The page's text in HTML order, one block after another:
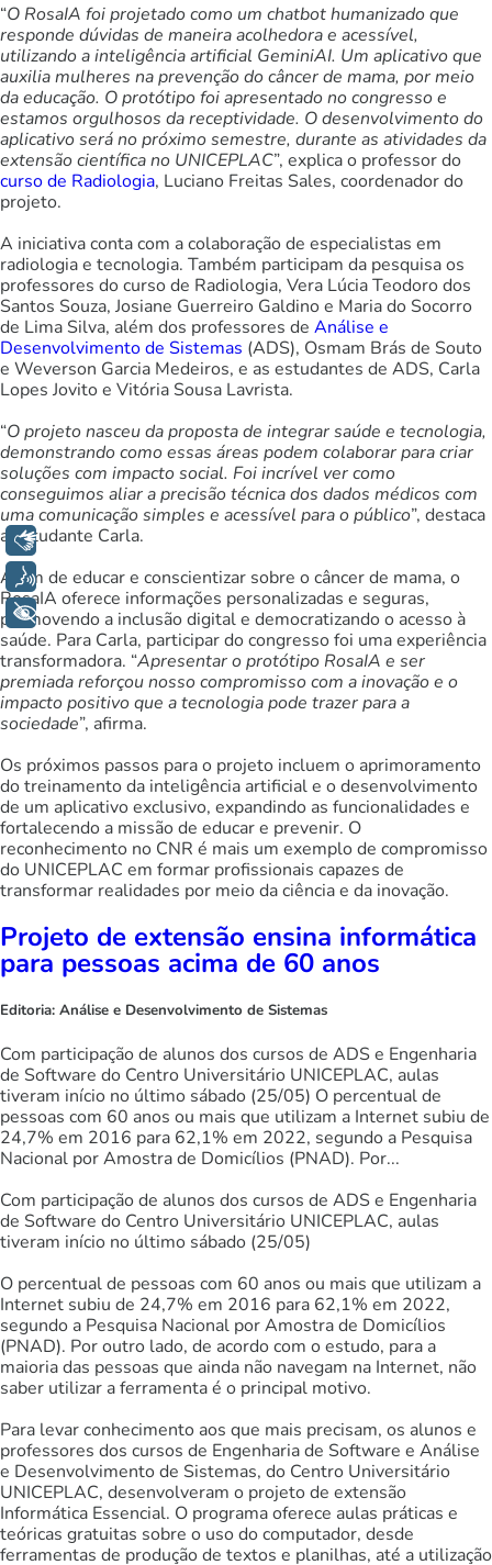
“O RosaIA foi projetado como um chatbot humanizado que
responde dúvidas de maneira acolhedora e acessível,
utilizando a inteligência artificial GeminiAI. Um aplicativo que
auxilia mulheres na prevenção do câncer de mama, por meio
da educação. O protótipo foi apresentado no congresso e
estamos orgulhosos da receptividade. O desenvolvimento do
aplicativo será no próximo semestre, durante as atividades da
extensão científica no UNICEPLAC”, explica o professor do
curso de Radiologia, Luciano Freitas Sales, coordenador do
projeto.
A iniciativa conta com a colaboração de especialistas em
radiologia e tecnologia. Também participam da pesquisa os
professores do curso de Radiologia, Vera Lúcia Teodoro dos
Santos Souza, Josiane Guerreiro Galdino e Maria do Socorro
de Lima Silva, além dos professores de Análise e
Desenvolvimento de Sistemas (ADS), Osmam Brás de Souto
e Weverson Garcia Medeiros, e as estudantes de ADS, Carla
Lopes Jovito e Vitória Sousa Lavrista.
“O projeto nasceu da proposta de integrar saúde e tecnologia,
demonstrando como essas áreas podem colaborar para criar
soluções com impacto social. Foi incrível ver como
conseguimos aliar a precisão técnica dos dados médicos com
uma comunicação simples e acessível para o público”, destaca
a estudante Carla.
Além de educar e conscientizar sobre o câncer de mama, o
RosaIA oferece informações personalizadas e seguras,
promovendo a inclusão digital e democratizando o acesso à
saúde. Para Carla, participar do congresso foi uma experiência
transformadora. “Apresentar o protótipo RosaIA e ser
premiada reforçou nosso compromisso com a inovação e o
impacto positivo que a tecnologia pode trazer para a
sociedade”, afirma.
Os próximos passos para o projeto incluem o aprimoramento
do treinamento da inteligência artificial e o desenvolvimento
de um aplicativo exclusivo, expandindo as funcionalidades e
fortalecendo a missão de educar e prevenir. O
reconhecimento no CNR é mais um exemplo de compromisso
do UNICEPLAC em formar profissionais capazes de
transformar realidades por meio da ciência e da inovação.
Projeto de extensão ensina informática
para pessoas acima de 60 anos
Editoria: Análise e Desenvolvimento de Sistemas
Com participação de alunos dos cursos de ADS e Engenharia
de Software do Centro Universitário UNICEPLAC, aulas
tiveram início no último sábado (25/05) O percentual de
pessoas com 60 anos ou mais que utilizam a Internet subiu de
24,7% em 2016 para 62,1% em 2022, segundo a Pesquisa
Nacional por Amostra de Domicílios (PNAD). Por...
Com participação de alunos dos cursos de ADS e Engenharia
de Software do Centro Universitário UNICEPLAC, aulas
tiveram início no último sábado (25/05)
O percentual de pessoas com 60 anos ou mais que utilizam a
Internet subiu de 24,7% em 2016 para 62,1% em 2022,
segundo a Pesquisa Nacional por Amostra de Domicílios
(PNAD). Por outro lado, de acordo com o estudo, para a
maioria das pessoas que ainda não navegam na Internet, não
saber utilizar a ferramenta é o principal motivo.
Para levar conhecimento aos que mais precisam, os alunos e
professores dos cursos de Engenharia de Software e Análise
e Desenvolvimento de Sistemas, do Centro Universitário
UNICEPLAC, desenvolveram o projeto de extensão
Informática Essencial. O programa oferece aulas práticas e
teóricas gratuitas sobre o uso do computador, desde
ferramentas de produção de textos e planilhas, até a utilização
Libras
Voz
+ Acessibilidade